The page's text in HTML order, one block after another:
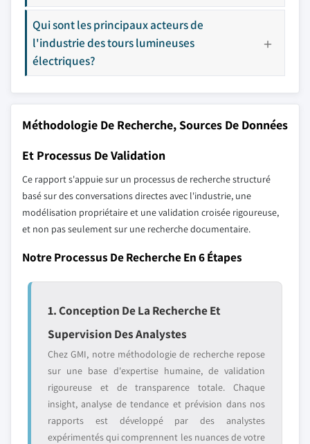
Qui sont les principaux acteurs de
l'industrie des tours lumineuses
électriques?
Méthodologie De Recherche, Sources De Données
Et Processus De Validation
Ce rapport s'appuie sur un processus de recherche structuré
basé sur des conversations directes avec l'industrie, une
modélisation propriétaire et une validation croisée rigoureuse,
et non pas seulement sur une recherche documentaire.
Notre Processus De Recherche En 6 Étapes
1. Conception De La Recherche Et
Supervision Des Analystes
Chez GMI, notre méthodologie de recherche repose
sur une base d'expertise humaine, de validation
rigoureuse et de transparence totale. Chaque
insight, analyse de tendance et prévision dans nos
rapports est développé par des analystes
expérimentés qui comprennent les nuances de votre